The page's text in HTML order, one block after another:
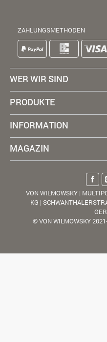
ZAHLUNGSMETHODEN
WER WIR SIND
PRODUKTE
INFORMATION
MAGAZIN
VON WILMOWSKY |
KG |
© VON WILMOWSKY